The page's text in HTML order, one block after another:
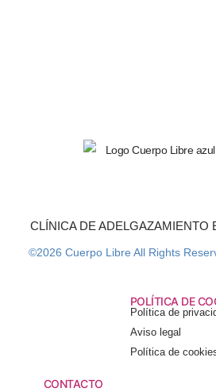
CLÍNICA DE ADELGAZAMIENTO
©2026 Cuerpo Libre All Rights
POLÍTICA DE
Política de
Aviso legal
Política de
CONTACTO